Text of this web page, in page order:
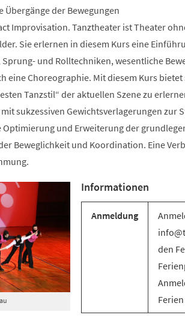
der Bewegungen
Improvisation. Tanztheater ist Theater
Sie erlernen in diesem Kurs eine
und Rolltechniken, wesentliche
eine Choreographie. Mit diesem Kurs
Tanzstil“ der aktuellen Szene zu
sukzessiven Gewichtsverlagerungen zur
Optimierung und Erweiterung der
Beweglichkeit und Koordination. Eine
Informationen
Anmeldung
den